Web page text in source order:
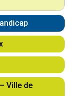
Ville de